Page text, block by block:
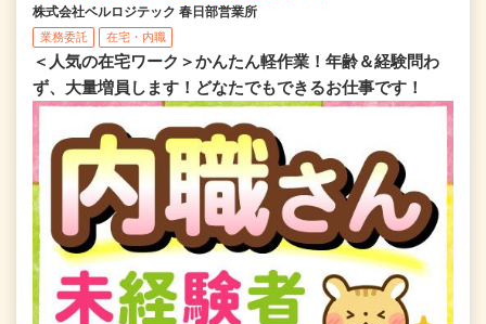
株式会社ベルロジテック 春日部営業所
業務委託 在宅・内職
＜人気の在宅ワーク＞かんたん軽作業！年齢＆経験問わ
ず、大量増員します！どなたでもできるお仕事です！